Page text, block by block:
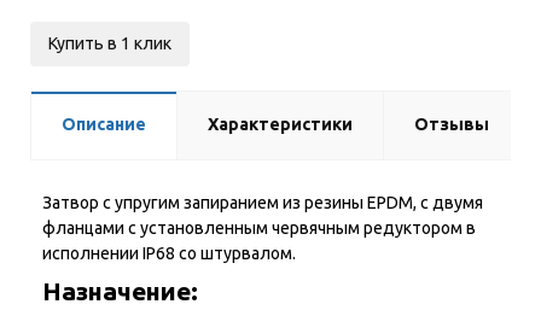
Купить в 1 клик
Описание Характеристики Отзывы
Затвор с упругим запиранием из резины EPDM, с двумя
фланцами с установленным червячным редуктором в
исполнении IP68 со штурвалом.
Назначение: